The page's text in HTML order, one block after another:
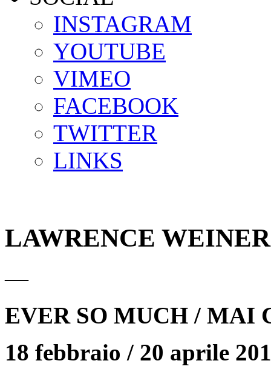
INSTAGRAM
YOUTUBE
VIMEO
FACEBOOK
TWITTER
LINKS
LAWRENCE WEINER
—
EVER SO MUCH / MAI
18 febbraio / 20 aprile